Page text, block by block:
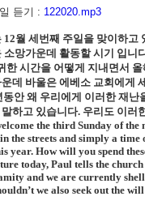
듣기 : 122020.mp3
12월 세번째 주일을 맞이하고
소망가운데 활동할 시기 입니
한 시간을 어떻게 지내면서
데 바울은 에베소 교회에게
동안 왜 우리에게 이러한 재
말하고 있습니다. 우리도 이러
the third Sunday of
the streets and simply a time
year. How will you spend
today, Paul tells the church
and we are currently shell
we also seek out the